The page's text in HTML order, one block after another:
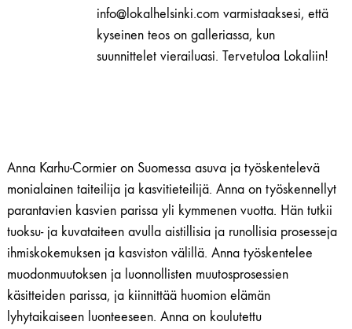
info@lokalhelsinki.com varmistaaksesi, että
kyseinen teos on galleriassa, kun
suunnittelet vierailuasi. Tervetuloa Lokaliin!
Anna Karhu-Cormier on Suomessa asuva ja työskentelevä
monialainen taiteilija ja kasvitieteilijä. Anna on työskennellyt
parantavien kasvien parissa yli kymmenen vuotta. Hän tutkii
tuoksu- ja kuvataiteen avulla aistillisia ja runollisia prosesseja
ihmiskokemuksen ja kasviston välillä. Anna työskentelee
muodonmuutoksen ja luonnollisten muutosprosessien
käsitteiden parissa, ja kiinnittää huomion elämän
lyhytaikaiseen luonteeseen. Anna on koulutettu